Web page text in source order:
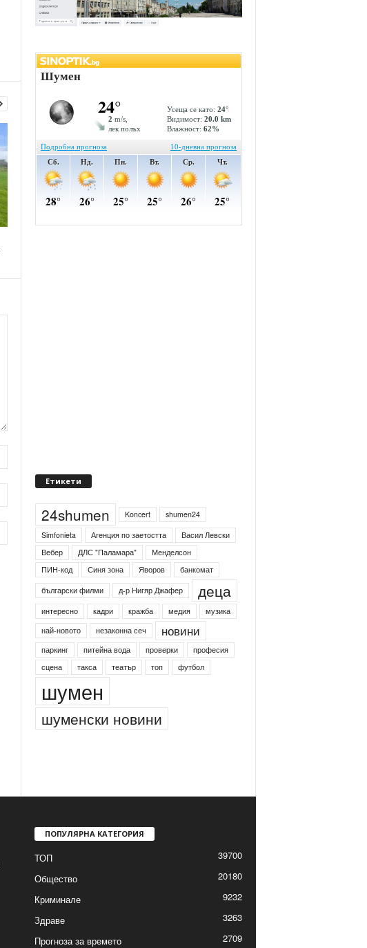
Етикети
24shumen Koncert
shumen24
Simfonieta
Агенция по заетостта
Васил Левски
Вебер
ДЛС "Паламара"
Менделсон
ПИН-код
Синя зона Яворов
банкомат
български филми
д-р Нигяр Джафер деца
интересно кадри кражба медия
музика
най-новото
незаконна сеч новини
паркинг питейна вода проверки
професия
сцена
такса театър топ футбол
шумен
шуменски новини
ПОПУЛЯРНА КАТЕГОРИЯ
ТОП
39700
Общество
20180
Криминале
9232
Здраве
3263
Прогноза за времето
2709